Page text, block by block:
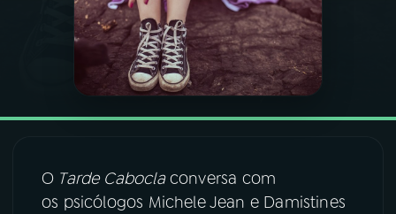
PROGRAMAÇÃO
PROGRAMAS
06VIDEOCASTS
O Tarde Caboclaconversa com
os psicólogos Michele Jean e Damistines